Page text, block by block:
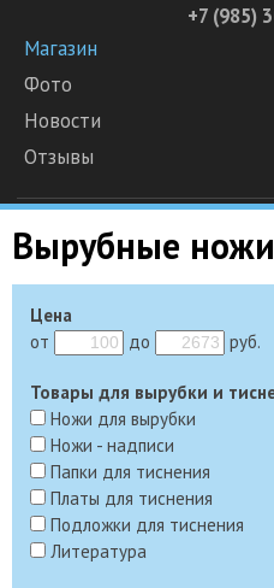
+7 (985)
Магазин
Фото
Новости
Отзывы
Вырубные
Цена
от
до руб.
Товары для вырубки и
Ножи для вырубки
Ножи - надписи
Папки для тиснения
Платы для тиснения
Подложки для тиснения
Литература